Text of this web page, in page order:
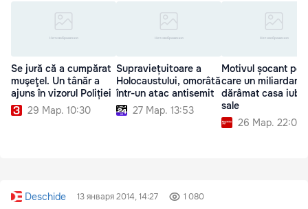
Se jură că a cumpărat
muşeţel. Un tânăr a
ajuns în vizorul Poliției
29 Мар. 10:30
Supraviețuitoare a
Holocaustului, omorâtă
într-un atac antisemit
27 Мар. 13:53
Motivul șocant
care un miliardar
dărâmat casa
sale
26 Мар. 22:00
Deschide 13 января 2014, 14:27 1 080